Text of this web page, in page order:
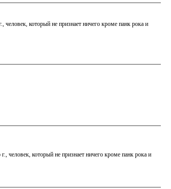
который не признает ничего кроме панк рока и
человек, который не признает ничего кроме панк рока и